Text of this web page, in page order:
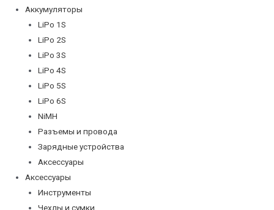
Аккумуляторы
LiPo 1S
LiPo 2S
LiPo 3S
LiPo 4S
LiPo 5S
LiPo 6S
NiMH
Разъемы и провода
Зарядные устройства
Аксессуары
Аксессуары
Инструменты
Чехлы и сумки